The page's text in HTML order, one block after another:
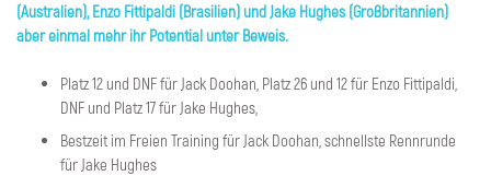
(Australien), Enzo Fittipaldi (Brasilien) und Jake Hughes (Großbritannien)
aber einmal mehr ihr Potential unter Beweis.
Platz 12 und DNF für Jack Doohan, Platz 26 und 12 für Enzo Fittipaldi,
DNF und Platz 17 für Jake Hughes,
Bestzeit im Freien Training für Jack Doohan, schnellste Rennrunde
für Jake Hughes